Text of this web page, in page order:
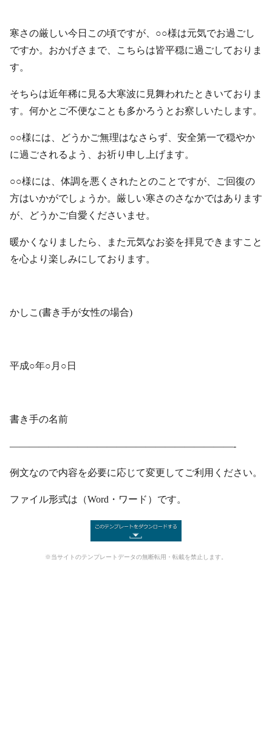
寒さの厳しい今日この頃ですが、○○様は元気でお過ごし
ですか。おかげさまで、こちらは皆平穏に過ごしておりま
す。
そちらは近年稀に見る大寒波に見舞われたときいておりま
す。何かとご不便なことも多かろうとお察しいたします。
○○様には、どうかご無理はなさらず、安全第一で穏やか
に過ごされるよう、お祈り申し上げます。
○○様には、体調を悪くされたとのことですが、ご回復の
方はいかがでしょうか。厳しい寒さのさなかではあります
が、どうかご自愛くださいませ。
暖かくなりましたら、また元気なお姿を拝見できますこと
を心より楽しみにしております。
かしこ(書き手が女性の場合)
平成○年○月○日
書き手の名前
———————————————————————-
例文なので内容を必要に応じて変更してご利用ください。
ファイル形式は（Word・ワード）です。
※当サイトのテンプレートデータの無断転用・転載を禁止します。